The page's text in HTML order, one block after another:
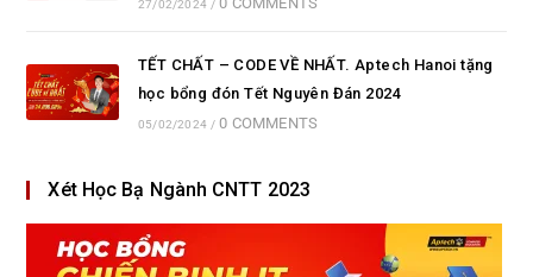
27/02/2024 /
TẾT CHẤT – CODE VỀ NHẤT. Aptech Hanoi tặng
học bổng đón Tết Nguyên Đán 2024
05/02/2024 / 0 COMMENTS
Xét Học Bạ Ngành CNTT 2023